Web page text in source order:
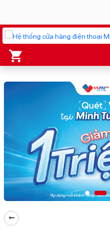
iPhone 17 Pro Max
AirTag 2 Mới
AirPods 4
Apple Watch S11
Osmo Pocket 4
Loa Marshall